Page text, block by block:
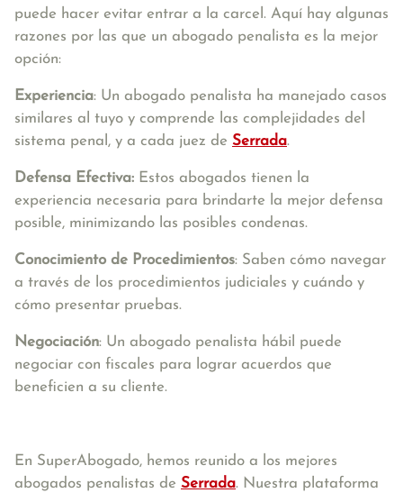
puede hacer evitar entrar a la carcel. Aquí hay algunas
razones por las que un abogado penalista es la mejor
opción:
Experiencia: Un abogado penalista ha manejado casos
similares al tuyo y comprende las complejidades del
sistema penal, y a cada juez de Serrada.
Defensa Efectiva: Estos abogados tienen la
experiencia necesaria para brindarte la mejor defensa
posible, minimizando las posibles condenas.
Conocimiento de Procedimientos: Saben cómo navegar
a través de los procedimientos judiciales y cuándo y
cómo presentar pruebas.
Negociación: Un abogado penalista hábil puede
negociar con fiscales para lograr acuerdos que
beneficien a su cliente.
En SuperAbogado, hemos reunido a los mejores
abogados penalistas de Serrada. Nuestra plataforma